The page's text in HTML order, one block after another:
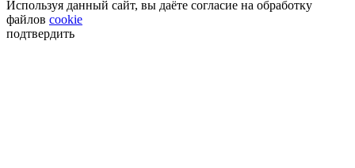
Используя данный сайт, вы даёте согласие на обработку
файлов cookie
подтвердить